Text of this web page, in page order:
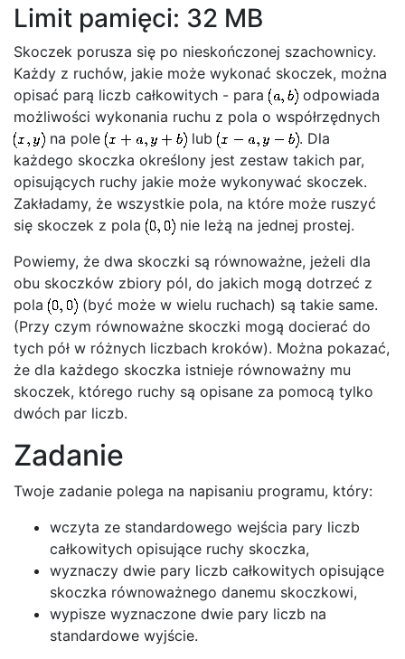
Limit pamięci: 32 MB
Skoczek porusza się po nieskończonej szachownicy.
Każdy z ruchów, jakie może wykonać skoczek, można
opisać parą liczb całkowitych - para
odpowiada
możliwości wykonania ruchu z pola o współrzędnych
na pole
lub
. Dla
każdego skoczka określony jest zestaw takich par,
opisujących ruchy jakie może wykonywać skoczek.
Zakładamy, że wszystkie pola, na które może ruszyć
się skoczek z pola
nie leżą na jednej prostej.
Powiemy, że dwa skoczki są równoważne, jeżeli dla
obu skoczków zbiory pól, do jakich mogą dotrzeć z
pola
(być może w wielu ruchach) są takie same.
(Przy czym równoważne skoczki mogą docierać do
tych pół w różnych liczbach kroków). Można pokazać,
że dla każdego skoczka istnieje równoważny mu
skoczek, którego ruchy są opisane za pomocą tylko
dwóch par liczb.
Zadanie
Twoje zadanie polega na napisaniu programu, który:
wczyta ze standardowego wejścia pary liczb
całkowitych opisujące ruchy skoczka,
wyznaczy dwie pary liczb całkowitych opisujące
skoczka równoważnego danemu skoczkowi,
wypisze wyznaczone dwie pary liczb na
standardowe wyjście.